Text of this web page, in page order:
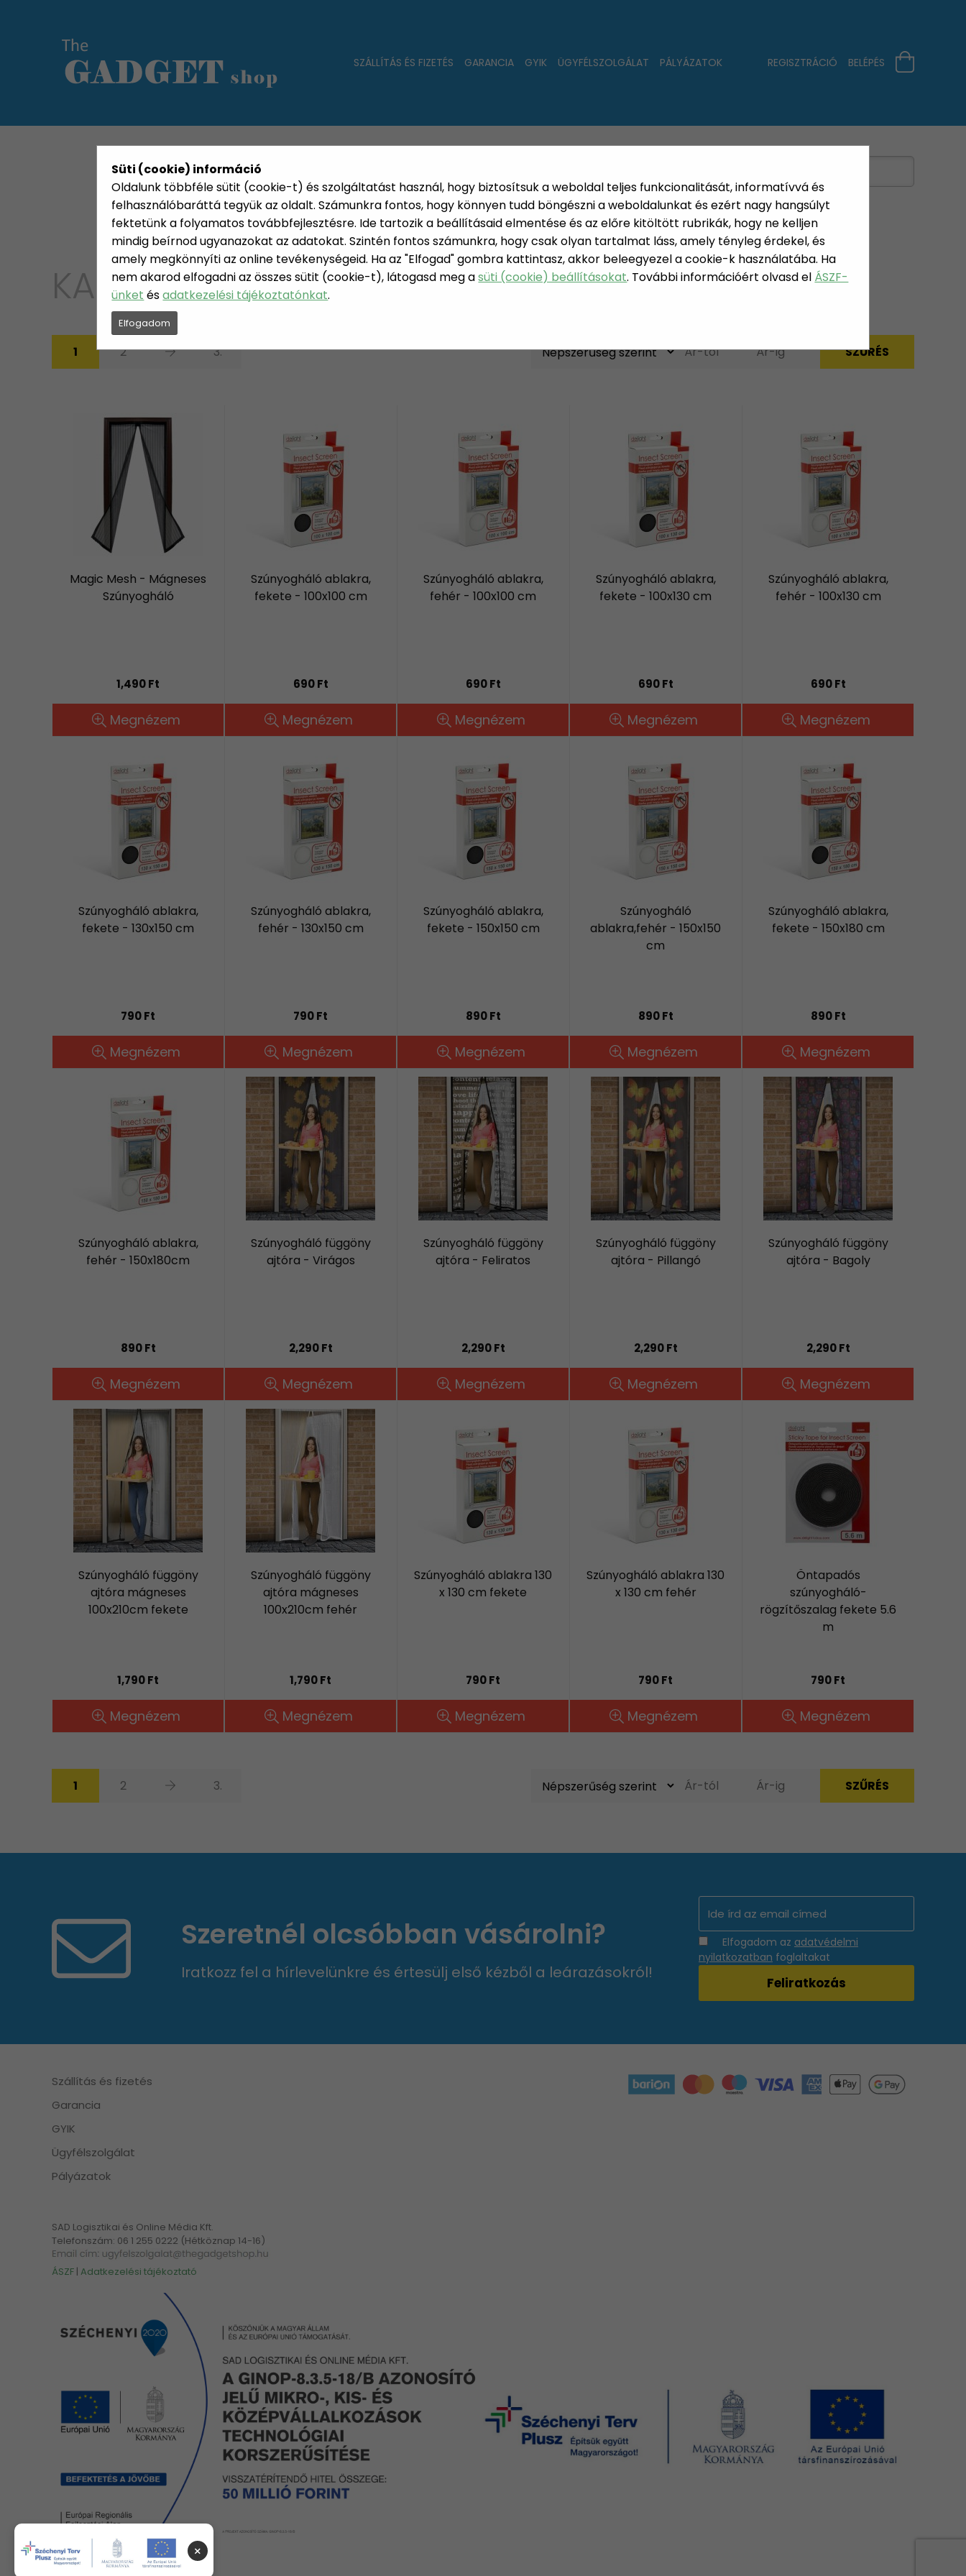
Süti (cookie) információ
Oldalunk többféle sütit (cookie-t) és szolgáltatást használ, hogy biztosítsuk a weboldal teljes funkcionalitását, informatívvá és
felhasználóbaráttá tegyük az oldalt. Számunkra fontos, hogy könnyen tudd böngészni a weboldalunkat és ezért nagy hangsúlyt
fektetünk a folyamatos továbbfejlesztésre. Ide tartozik a beállításaid elmentése és az előre kitöltött rubrikák, hogy ne kelljen
mindig beírnod ugyanazokat az adatokat. Szintén fontos számunkra, hogy csak olyan tartalmat láss, amely tényleg érdekel, és
amely megkönnyíti az online tevékenységeid. Ha az "Elfogad" gombra kattintasz, akkor beleegyezel a cookie-k használatába. Ha
nem akarod elfogadni az összes sütit (cookie-t), látogasd meg asüti (cookie) beállításokat. További információért olvasd el ÁSZF-
ünket ésadatkezelési tájékoztatónkat.
Elfogadom
SZÁLLÍTÁS ÉS FIZETÉS GARANCIA GYIK ÜGYFÉLSZOLGÁLAT PÁLYÁZATOK REGISZTRÁCIÓ BELÉPÉS
KATEGÓRIÁK HETI AJÁNLAT
PÁRSZÁZAS
KATEGÓRIA OTTHON, LAKÁS, HÁZTARTÁS SZÚNYOGHÁLÓ
1 2 3.
Magic Mesh - Mágneses
Szúnyogháló
1,490 Ft
Megnézem
Szúnyogháló ablakra,
fekete - 100x100 cm
690 Ft
Megnézem
Szúnyogháló ablakra,
fehér - 100x100 cm
690 Ft
Megnézem
Szúnyogháló ablakra,
fekete - 100x130 cm
690 Ft
Megnézem
Szúnyogháló ablakra,
fehér - 100x130 cm
690 Ft
Megnézem
Szúnyogháló ablakra,
fekete - 130x150 cm
790 Ft
Megnézem
Szúnyogháló ablakra,
fehér - 130x150 cm
790 Ft
Megnézem
Szúnyogháló ablakra,
fekete - 150x150 cm
890 Ft
Megnézem
Szúnyogháló
ablakra,fehér - 150x150
cm
890 Ft
Megnézem
Szúnyogháló ablakra,
fekete - 150x180 cm
890 Ft
Megnézem
Szúnyogháló ablakra,
fehér - 150x180cm
890 Ft
Megnézem
Szúnyogháló függöny
ajtóra - Virágos
2,290 Ft
Megnézem
Szúnyogháló függöny
ajtóra - Feliratos
2,290 Ft
Megnézem
Szúnyogháló függöny
ajtóra - Pillangó
2,290 Ft
Megnézem
Szúnyogháló függöny
ajtóra - Bagoly
2,290 Ft
Megnézem
Szúnyogháló függöny
ajtóra mágneses
100x210cm fekete
1,790 Ft
Megnézem
Szúnyogháló függöny
ajtóra mágneses
100x210cm fehér
1,790 Ft
Megnézem
Szúnyogháló ablakra 130
x 130 cm fekete
790 Ft
Megnézem
Szúnyogháló ablakra 130
x 130 cm fehér
790 Ft
Megnézem
Öntapadós
szúnyogháló-
rögzítőszalag fekete 5.6
m
790 Ft
Megnézem
1 2 3.
Szeretnél olcsóbban vásárolni?
Iratkozz fel a hírlevelünkre és értesülj első kézből a leárazásokról!
Elfogadom az adatvédelmi
nyilatkozatban foglaltakat
Szállítás és fizetés
Garancia
GYIK
Ügyfélszolgálat
Pályázatok
SAD Logisztikai és Online Média Kft.
Telefonszám: 06 1 255 0222 (Hétköznap 14-16)
ÁSZF | Adatkezelési tájékoztató
×